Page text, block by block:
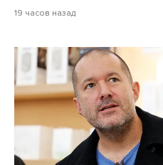
19 часов назад